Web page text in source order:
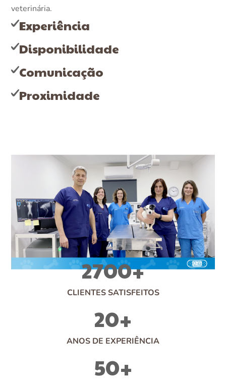
veterinária.
Experiência
Disponibilidade
Comunicação
Proximidade
2700+
CLIENTES SATISFEITOS
20+
ANOS DE EXPERIÊNCIA
50+